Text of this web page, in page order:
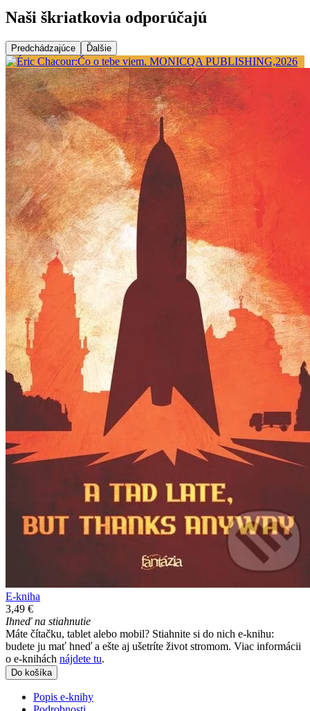
Naši škriatkovia odporúčajú
Predchádzajúce Ďalšie
E-kniha
3,49 €
Ihneď na stiahnutie
Máte čítačku, tablet alebo mobil? Stiahnite si do nich e-knihu:
budete ju mať hneď a ešte aj ušetríte život stromom. Viac informácii
o e-knihách nájdete tu.
Do košíka
Popis e-knihy